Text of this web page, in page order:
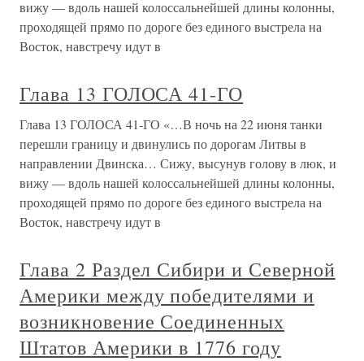
вижу — вдоль нашей колоссальнейшей длины колонны,
проходящей прямо по дороге без единого выстрела на
Восток, навстречу идут в
Глава 13 ГОЛОСА 41-ГО
Глава 13 ГОЛОСА 41-ГО «…В ночь на 22 июня танки
перешли границу и двинулись по дорогам Литвы в
направлении Двинска… Сижу, высунув голову в люк, и
вижу — вдоль нашей колоссальнейшей длины колонны,
проходящей прямо по дороге без единого выстрела на
Восток, навстречу идут в
Глава 2 Раздел Сибири и Северной
Америки между победителями и
возникновение Соединенных
Штатов Америки в 1776 году